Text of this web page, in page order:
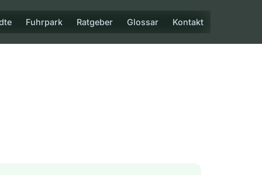
Fuhrpark Ratgeber Glossar Kontakt